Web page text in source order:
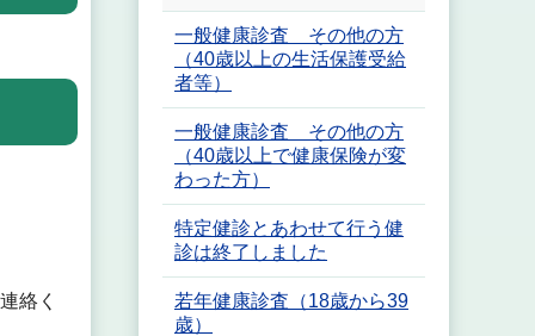
絡く
一般健康診査 その他の方
（40歳以上の生活保護受給
者等）
一般健康診査 その他の方
（40歳以上で健康保険が変
わった方）
特定健診とあわせて行う健
診は終了しました
若年健康診査（18歳から39
歳）